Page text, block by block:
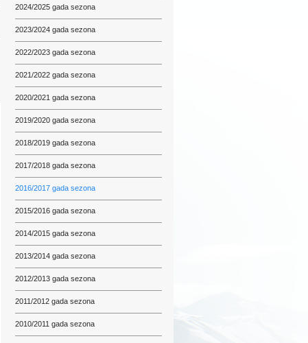
2024/2025 gada sezona
2023/2024 gada sezona
2022/2023 gada sezona
2021/2022 gada sezona
2020/2021 gada sezona
2019/2020 gada sezona
2018/2019 gada sezona
2017/2018 gada sezona
2016/2017 gada sezona
2015/2016 gada sezona
2014/2015 gada sezona
2013/2014 gada sezona
2012/2013 gada sezona
2011/2012 gada sezona
2010/2011 gada sezona